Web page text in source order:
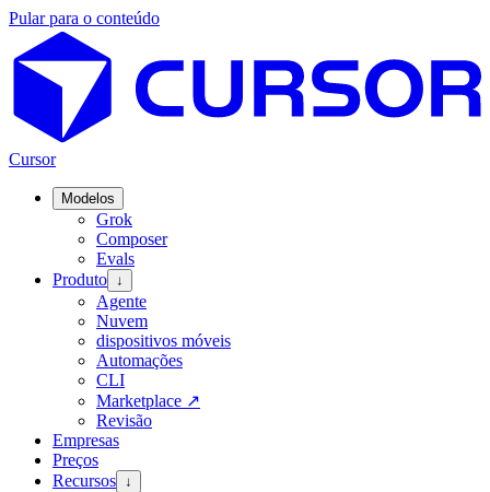
Pular para o conteúdo
Cursor
Modelos
Grok
Composer
Evals
Produto ↓
Agente
Nuvem
dispositivos móveis
Automações
CLI
Marketplace ↗
Revisão
Empresas
Preços
Recursos ↓